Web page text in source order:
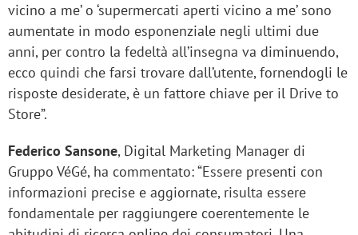
vicino a me’ o ‘supermercati aperti vicino a me’ sono
aumentate in modo esponenziale negli ultimi due
anni, per contro la fedeltà all’insegna va diminuendo,
ecco quindi che farsi trovare dall’utente, fornendogli le
risposte desiderate, è un fattore chiave per il Drive to
Store”.
Federico Sansone, Digital Marketing Manager di
Gruppo VéGé, ha commentato: “Essere presenti con
informazioni precise e aggiornate, risulta essere
fondamentale per raggiungere coerentemente le